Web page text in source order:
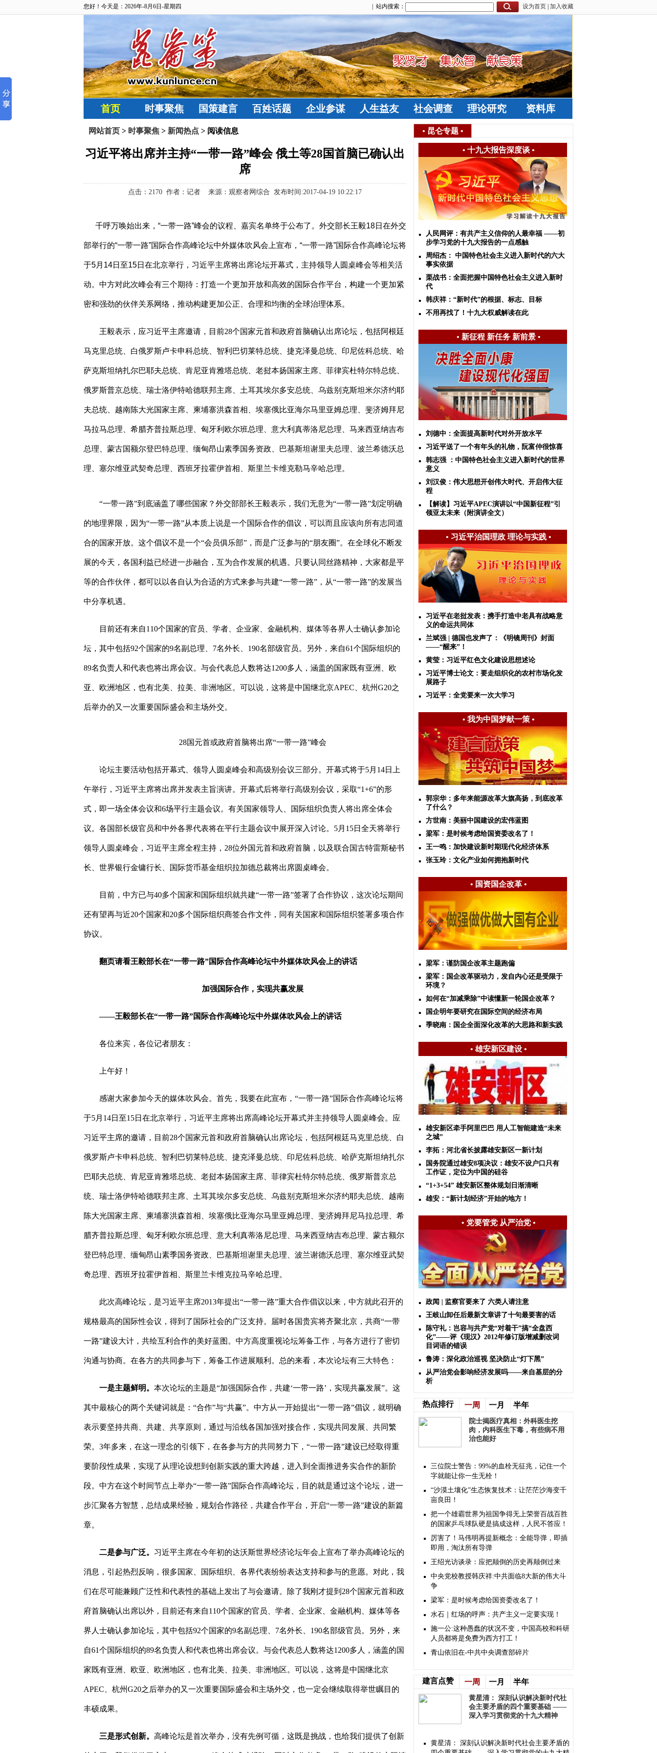
您好！今天是：2026年-8月6日-星期四 设为首页 加入收藏
| 站内搜索：
首页 时事聚焦 国策建言 百姓话题 企业参谋 人生益友 社会调查 理论研究 资料库
网站首页 > 时事聚焦 > 新闻热点 > 阅读信息
习近平将出席并主持“一带一路”峰会 俄土等28国首脑已确认出
席
点击： 2170 作者：记者 来源：观察者网综合 发布时间:2017-04-19 10:22:17
千呼万唤始出来，“一带一路”峰会的议程、嘉宾名单终于公布了。外交部长王毅18日在外交
部举行的“一带一路”国际合作高峰论坛中外媒体吹风会上宣布，“一带一路”国际合作高峰论坛将
于5月 14日至15日在北京举行，习近平主席将出席论坛开幕式，主持领导人圆桌峰会等相关活
动。中方对此次峰会有三个期待：打造一个更加开放和高效的国际合作平台，构建一个更加紧
密和强劲的伙伴关系网络，推动构建更加公正、合理和均衡的全球治理体系。
王毅表示，应习近平主席邀请，目前28个国家元首和政府首脑确认出席论坛，包括阿根廷
马克里总统、白俄罗斯卢卡申科总统、智利巴切莱特总统、捷克泽曼总统、印尼佐科总统、哈
萨克斯坦纳扎尔巴耶夫总统、肯尼亚肯雅塔总统、老挝本扬国家主席、菲律宾杜特尔特总统、
俄罗斯普京总统、瑞士洛伊特哈德联邦主席、土耳其埃尔多安总统、乌兹别克斯坦米尔济约耶
夫总统、越南陈大光国家主席、柬埔寨洪森首相、埃塞俄比亚海尔马里亚姆总理、斐济姆拜尼
马拉马总理、希腊齐普拉斯总理、匈牙利欧尔班总理、意大利真蒂洛尼总理、马来西亚纳吉布
总理、蒙古国额尔登巴特总理、缅甸昂山素季国务资政、巴基斯坦谢里夫总理、波兰希德沃总
理、塞尔维亚武契奇总理、西班牙拉霍伊首相、斯里兰卡维克勒马辛哈总理。
“一带一路”到底涵盖了哪些国家？外交部部长王毅表示，我们无意为“一带一路”划定明确
的地理界限，因为“一带一路”从本质上说是一个国际合作的倡议，可以而且应该向所有志同道
合的国家开放。这个倡议不是一个“会员俱乐部”，而是广泛参与的“朋友圈”。在全球化不断发
展的今天，各国利益已经进一步融合，互为合作发展的机遇。只要认同丝路精神，大家都是平
等的合作伙伴，都可以以各自认为合适的方式来参与共建“一带一路”，从“一带一路”的发展当
中分享机遇。
目前还有来自110个国家的官员、学者、企业家、金融机构、媒体等各界人士确认参加论
坛，其中包括92个国家的9名副总理、 7名外长、 190名部级官员。另外，来自61个国际组织的
89名负责人和代表也将出席会议。与会代表总人数将达1200多人，涵盖的国家既有亚洲、欧
亚、欧洲地区，也有北美、拉美、非洲地区。可以说，这将是中国继北京APEC 、杭州G20之
后举办的又一次重要国际盛会和主场外交。
28国元首或政府首脑将出席“一带一路”峰会
论坛主要活动包括开幕式、领导人圆桌峰会和高级别会议三部分。开幕式将于5月 14日上
午举行，习近平主席将出席并发表主旨演讲。开幕式后将举行高级别会议，采取“1+6”的形
式，即一场全体会议和6场平行主题会议。有关国家领导人、国际组织负责人将出席全体会
议。各国部长级官员和中外各界代表将在平行主题会议中展开深入讨论。 5月 15日全天将举行
领导人圆桌峰会，习近平主席全程主持， 28位外国元首和政府首脑，以及联合国古特雷斯秘书
长、世界银行金镛行长、国际货币基金组织拉加德总裁将出席圆桌峰会。
目前，中方已与40多个国家和国际组织就共建“一带一路”签署了合作协议，这次论坛期间
还有望再与近20个国家和20多个国际组织商签合作文件，同有关国家和国际组织签署多项合作
协议。
翻页请看王毅部长在“一带一路”国际合作高峰论坛中外媒体吹风会上的讲话
加强国际合作，实现共赢发展
——王毅部长在“一带一路”国际合作高峰论坛中外媒体吹风会上的讲话
各位来宾，各位记者朋友：
上午好！
感谢大家参加今天的媒体吹风会。首先，我要在此宣布，“一带一路”国际合作高峰论坛将
于5月 14日至15日在北京举行，习近平主席将出席高峰论坛开幕式并主持领导人圆桌峰会。应
习近平主席的邀请，目前28个国家元首和政府首脑确认出席论坛，包括阿根廷马克里总统、白
俄罗斯卢卡申科总统、智利巴切莱特总统、捷克泽曼总统、印尼佐科总统、哈萨克斯坦纳扎尔
巴耶夫总统、肯尼亚肯雅塔总统、老挝本扬国家主席、菲律宾杜特尔特总统、俄罗斯普京总
统、瑞士洛伊特哈德联邦主席、土耳其埃尔多安总统、乌兹别克斯坦米尔济约耶夫总统、越南
陈大光国家主席、柬埔寨洪森首相、埃塞俄比亚海尔马里亚姆总理、斐济姆拜尼马拉总理、希
腊齐普拉斯总理、匈牙利欧尔班总理、意大利真蒂洛尼总理、马来西亚纳吉布总理、蒙古额尔
登巴特总理、缅甸昂山素季国务资政、巴基斯坦谢里夫总理、波兰谢德沃总理、塞尔维亚武契
奇总理、西班牙拉霍伊首相、斯里兰卡维克拉马辛哈总理。
此次高峰论坛，是习近平主席2013年提出“一带一路”重大合作倡议以来，中方就此召开的
规格最高的国际性会议，得到了国际社会的广泛支持。届时各国贵宾将齐聚北京，共商“一带
一路”建设大计，共绘互利合作的美好蓝图。中方高度重视论坛筹备工作，与各方进行了密切
沟通与协商。在各方的共同参与下，筹备工作进展顺利。总的来看，本次论坛有三大特色：
一是主题鲜明。 本次论坛的主题是“加强国际合作，共建‘一带一路’，实现共赢发展”。这
其中最核心的两个关键词就是：“合作”与“共赢”。中方从一开始提出“一带一路”倡议，就明确
表示要坚持共商、共建、共享原则，通过与沿线各国加强对接合作，实现共同发展、共同繁
荣。 3年多来，在这一理念的引领下，在各参与方的共同努力下，“一带一路”建设已经取得重
要阶段性成果，实现了从理论设想到创新实践的重大跨越，进入到全面推进务实合作的新阶
段。中方在这个时间节点上举办“一带一路”国际合作高峰论坛，目的就是通过这个论坛，进一
步汇聚各方智慧，总结成果经验，规划合作路径，共建合作平台，开启“一带一路”建设的新篇
章。
二是参与广泛。 习近平主席在今年初的达沃斯世界经济论坛年会上宣布了举办高峰论坛的
消息，引起热烈反响，很多国家、国际组织、各界代表纷纷表达支持和参与的意愿。对此，我
们在尽可能兼顾广泛性和代表性的基础上发出了与会邀请。除了我刚才提到 28个国家元首和政
府首脑确认出席以外，目前还有来自110个国家的官员、学者、企业家、金融机构、媒体等各
界人士确认参加论坛，其中包括92个国家的9名副总理、 7名外长、 190名部级官员。另外，来
自61个国际组织的89名负责人和代表也将出席会议。与会代表总人数将达1200多人，涵盖的国
家既有亚洲、欧亚、欧洲地区，也有北美、拉美、非洲地区。可以说，这将是中国继北京
APEC 、杭州G20之后举办的又一次重要国际盛会和主场外交，也一定会继续取得举世瞩目的
丰硕成果。
三是形式创新。 高峰论坛是首次举办，没有先例可循，这既是挑战，也给我们提供了创新
• 昆仑专题 •
• 十九大报告深度谈•
人民网评：有共产主义信仰的人最幸福 ——初
步学习党的十九大报告的一点感触
周绍杰： 中国特色社会主义进入新时代的六大
事实依据
栗战书：全面把握中国特色社会主义进入新时
代
韩庆祥：“新时代”的根据、标志、目标
不用再找了！十九大权威解读在此
• 新征程 新任务 新前景•
刘德中：全面提高新时代对外开放水平
习近平送了一个有年头的礼物，阮富仲很惊喜
韩志强 ：中国特色社会主义进入新时代的世界
意义
刘汉俊：伟大思想开创伟大时代、开启伟大征
程
【解读】习近平APEC演讲以“中国新征程”引
领亚太未来（附演讲全文）
• 习近平治国理政 理论与实践•
习近平在老挝发表：携手打造中老具有战略意
义的命运共同体
兰斌强 | 德国也发声了：《明镜周刊》封面
——“醒来”！
黄莹：习近平红色文化建设思想述论
习近平博士论文：要走组织化的农村市场化发
展路子
习近平：全党要来一次大学习
• 我为中国梦献一策•
郭宗华：多年来能源改革大旗高扬，到底改革
了什么？
方世南：美丽中国建设的宏伟蓝图
梁军：是时候考虑给国资委改名了！
王一鸣：加快建设新时期现代化经济体系
张玉玲：文化产业如何拥抱新时代
• 国资国企改革•
梁军：谨防国企改革主题跑偏
梁军：国企改革驱动力，发自内心还是受限于
环境？
如何在“加减乘除”中读懂新一轮国企改革？
国企明年要研究在国际空间的经济布局
季晓南：国企全面深化改革的大思路和新实践
• 雄安新区建设•
雄安新区牵手阿里巴巴 用人工智能建造“未来
之城”
李拓：河北省长披露雄安新区一新计划
国务院通过雄安8项决议：雄安不设户口只有
工作证，定位为中国的硅谷
“1+3+54” 雄安新区整体规划日渐清晰
雄安：“新计划经济”开始的地方！
• 党要管党 从严治党•
政闻 | 监察官要来了 六类人请注意
王岐山卸任后最新文章讲了十句最要害的话
陈守礼：岂容与共产党“对着干”搞“全盘西
化”——评《现汉》2012年修订版增减删改词
目词语的错误
鲁涛：深化政治巡视 坚决防止“灯下黑”
从严治党会影响经济发展吗——来自基层的分
析
热点排行 一周 一月 半年
院士揭医疗真相：外科医生挖
肉，内科医生下毒，有些病不用
治也能好
三位院士警告：99%的血栓无征兆，记住一个
字就能让你一生无栓！
“沙漠土壤化”生态恢复技术：让茫茫沙海变千
亩良田！
把一个雄霸世界为祖国争得无上荣誉百战百胜
的国家乒乓球队硬是搞成这样，人民不答应！
厉害了！马伟明再提新概念：全能导弹，即插
即用，淘汰所有导弹
王绍光访谈录：应把颠倒的历史再颠倒过来
中央党校教授韩庆祥:中共面临8大新的伟大斗
争
梁军：是时候考虑给国资委改名了！
水石｜红场的呼声：共产主义一定要实现！
施一公:这种愚蠢的状况不变，中国高校和科研
人员都将是免费为西方打工！
青山依旧在-中共中央调查部碎片
建言点赞 一周 一月 半年
黄星清： 深刻认识解决新时代社
会主要矛盾的四个重要基础 ——
深入学习贯彻党的十九大精神
黄星清： 深刻认识解决新时代社会主要矛盾的